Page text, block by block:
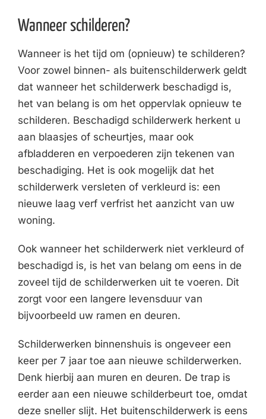
Wanneer schilderen?
Wanneer is het tijd om (opnieuw) te schilderen?
Voor zowel binnen- als buitenschilderwerk geldt
dat wanneer het schilderwerk beschadigd is,
het van belang is om het oppervlak opnieuw te
schilderen. Beschadigd schilderwerk herkent u
aan blaasjes of scheurtjes, maar ook
afbladderen en verpoederen zijn tekenen van
beschadiging. Het is ook mogelijk dat het
schilderwerk versleten of verkleurd is: een
nieuwe laag verf verfrist het aanzicht van uw
woning.
Ook wanneer het schilderwerk niet verkleurd of
beschadigd is, is het van belang om eens in de
zoveel tijd de schilderwerken uit te voeren. Dit
zorgt voor een langere levensduur van
bijvoorbeeld uw ramen en deuren.
Schilderwerken binnenshuis is ongeveer een
keer per 7 jaar toe aan nieuwe schilderwerken.
Denk hierbij aan muren en deuren. De trap is
eerder aan een nieuwe schilderbeurt toe, omdat
deze sneller slijt. Het buitenschilderwerk is eens